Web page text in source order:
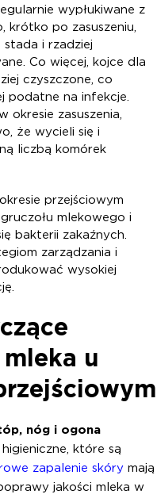
wypłukiwane z
krótko po zasuszeniu,
i rzadziej
Co więcej, kojce dla
czyszczone, co
podatne na infekcje.
okresie zasuszenia,
że wycieli się i
liczbą komórek
przejściowym
mlekowego i
bakterii zakaźnych.
zarządzania i
wysokiej
u
nóg i ogona
które są
zapalenie skóry mają
jakości mleka w